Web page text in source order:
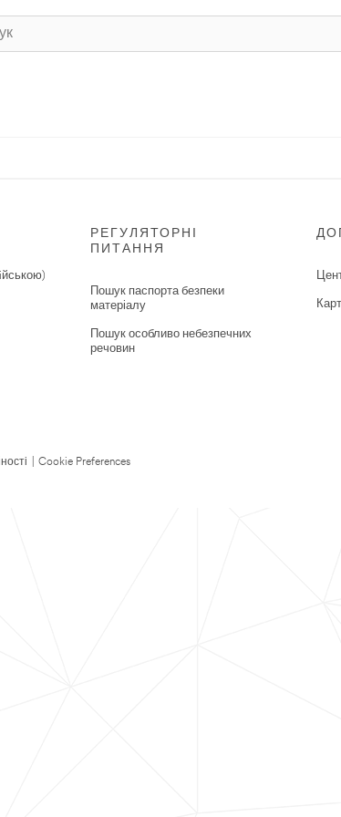
РЕГУЛЯТОРНІ
ПИТАННЯ
Пошук паспорта безпеки
матеріалу
Пошук особливо небезпечних
речовин
Cookie Preferences